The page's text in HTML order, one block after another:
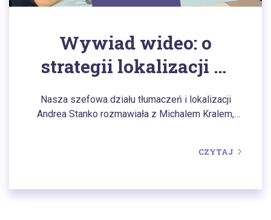
Wywiad wideo: o
strategii lokalizacji w
celu dotarcia do
nowych klientów
Nasza szefowa działu tłumaczeń i lokalizacji
Andrea Stanko rozmawiała z Michalem Kralem,
CZYTAJ